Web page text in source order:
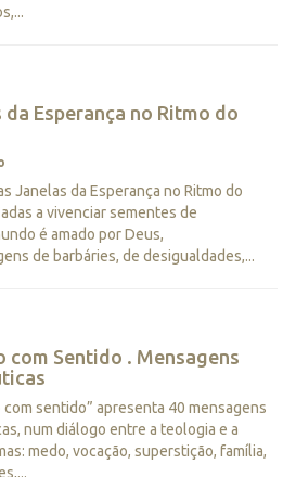
da Esperança no Ritmo do
Janelas da Esperança no Ritmo do
a vivenciar sementes de
é amado por Deus,
de barbáries, de desigualdades,...
com Sentido . Mensagens
com sentido” apresenta 40 mensagens
num diálogo entre a teologia e a
medo, vocação, superstição, família,